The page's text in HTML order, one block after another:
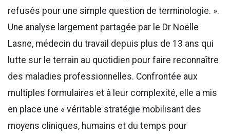
refusés pour une simple question de terminologie. ».
Une analyse largement partagée par le Dr Noëlle
Lasne, médecin du travail depuis plus de 13 ans qui
lutte sur le terrain au quotidien pour faire reconnaître
des maladies professionnelles. Confrontée aux
multiples formulaires et à leur complexité, elle a mis
en place une « véritable stratégie mobilisant des
moyens cliniques, humains et du temps pour